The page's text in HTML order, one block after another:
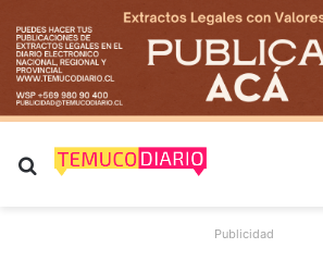
Buscar por
Publicidad